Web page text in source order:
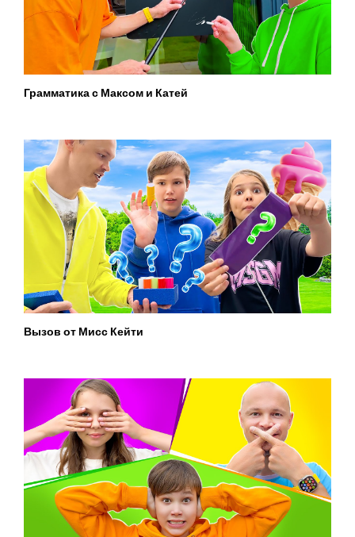
Грамматика с Максом и Катей
Вызов от Мисс Кейти